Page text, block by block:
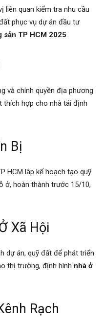
liên quan kiểm tra nhu cầu
phục vụ dự án đầu tư
sản TP HCM 2025.
và chính quyền địa phương
thích hợp cho nhà tái định
Bị
HCM lập kế hoạch tạo quỹ
ở, hoàn thành trước 15/10,
Xã Hội
dự án, quỹ đất để phát triển
thị trường, định hình nhà ở
Rạch